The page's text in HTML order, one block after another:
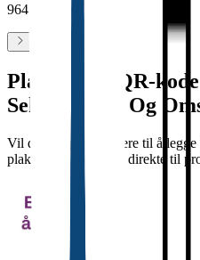
964 978 840
Plakat med QR-
Sektor Helse Og
Vil dere oppfordre flere til å
plakat med QR-kode direkte til